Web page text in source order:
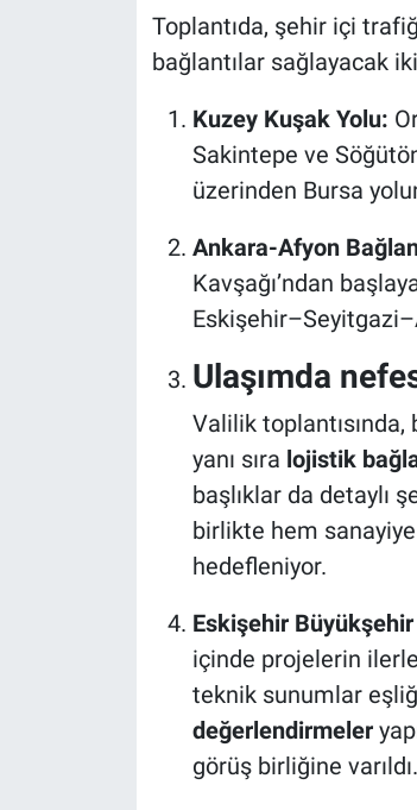
Toplantıda, şehir içi
bağlantılar sağlayacak
Kuzey Kuşak Yolu:
Sakintepe ve
üzerinden Bursa
Ankara-Afyon
Kavşağı’ndan
Ulaşımda
Valilik
yanı sıra lojistik
başlıklar da detaylı
birlikte hem
hedefleniyor.
Eskişehir
içinde projelerin
teknik sunumlar
değerlendirmeler
görüş birliğine varıldı.